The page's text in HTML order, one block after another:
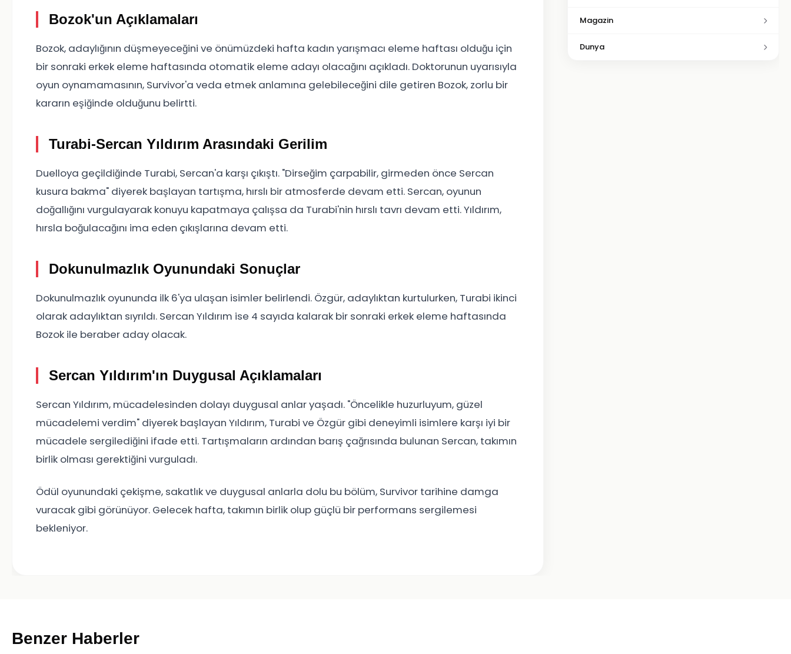
Bozok'un Açıklamaları
Bozok, adaylığının düşmeyeceğini ve önümüzdeki hafta kadın yarışmacı eleme haftası olduğu için
bir sonraki erkek eleme haftasında otomatik eleme adayı olacağını açıkladı. Doktorunun uyarısıyla
oyun oynamamasının, Survivor'a veda etmek anlamına gelebileceğini dile getiren Bozok, zorlu bir
kararın eşiğinde olduğunu belirtti.
Turabi-Sercan Yıldırım Arasındaki Gerilim
Duelloya geçildiğinde Turabi, Sercan'a karşı çıkıştı. "Dirseğim çarpabilir, girmeden önce Sercan
kusura bakma" diyerek başlayan tartışma, hırslı bir atmosferde devam etti. Sercan, oyunun
doğallığını vurgulayarak konuyu kapatmaya çalışsa da Turabi'nin hırslı tavrı devam etti. Yıldırım,
hırsla boğulacağını ima eden çıkışlarına devam etti.
Dokunulmazlık Oyunundaki Sonuçlar
Dokunulmazlık oyununda ilk 6'ya ulaşan isimler belirlendi. Özgür, adaylıktan kurtulurken, Turabi ikinci
olarak adaylıktan sıyrıldı. Sercan Yıldırım ise 4 sayıda kalarak bir sonraki erkek eleme haftasında
Bozok ile beraber aday olacak.
Sercan Yıldırım'ın Duygusal Açıklamaları
Sercan Yıldırım, mücadelesinden dolayı duygusal anlar yaşadı. "Öncelikle huzurluyum, güzel
mücadelemi verdim" diyerek başlayan Yıldırım, Turabi ve Özgür gibi deneyimli isimlere karşı iyi bir
mücadele sergilediğini ifade etti. Tartışmaların ardından barış çağrısında bulunan Sercan, takımın
birlik olması gerektiğini vurguladı.
Ödül oyunundaki çekişme, sakatlık ve duygusal anlarla dolu bu bölüm, Survivor tarihine damga
vuracak gibi görünüyor. Gelecek hafta, takımın birlik olup güçlü bir performans sergilemesi
bekleniyor.
Magazin
Dunya
Benzer Haberler